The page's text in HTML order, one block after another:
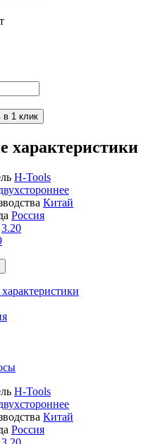
в 1 клик
характеристики
H-Tools
Китай
Россия
3.20
H-Tools
Китай
Россия